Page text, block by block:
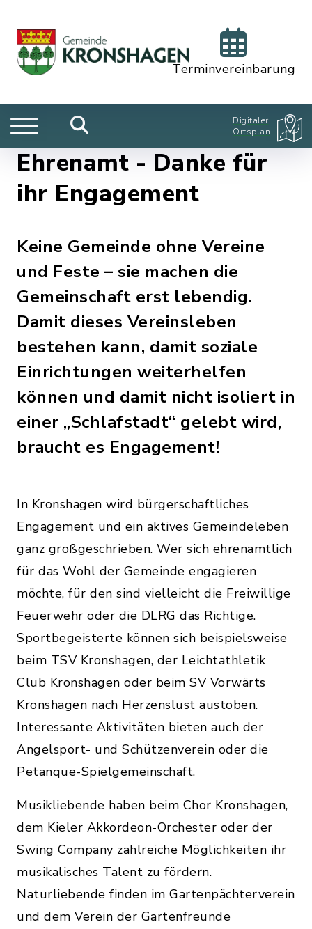
Terminvereinbarung
Digitaler
Ortsplan
Ehrenamt - Danke für
ihr Engagement
Keine Gemeinde ohne Vereine
und Feste – sie machen die
Gemeinschaft erst lebendig.
Damit dieses Vereinsleben
bestehen kann, damit soziale
Einrichtungen weiterhelfen
können und damit nicht isoliert in
einer „Schlafstadt“ gelebt wird,
braucht es Engagement!
In Kronshagen wird bürgerschaftliches
Engagement und ein aktives Gemeindeleben
ganz großgeschrieben. Wer sich ehrenamtlich
für das Wohl der Gemeinde engagieren
möchte, für den sind vielleicht die Freiwillige
Feuerwehr oder die DLRG das Richtige.
Sportbegeisterte können sich beispielsweise
beim TSV Kronshagen, der Leichtathletik
Club Kronshagen oder beim SV Vorwärts
Kronshagen nach Herzenslust austoben.
Interessante Aktivitäten bieten auch der
Angelsport- und Schützenverein oder die
Petanque-Spielgemeinschaft.
Musikliebende haben beim Chor Kronshagen,
dem Kieler Akkordeon-Orchester oder der
Swing Company zahlreiche Möglichkeiten ihr
musikalisches Talent zu fördern.
Naturliebende finden im Gartenpächterverein
und dem Verein der Gartenfreunde